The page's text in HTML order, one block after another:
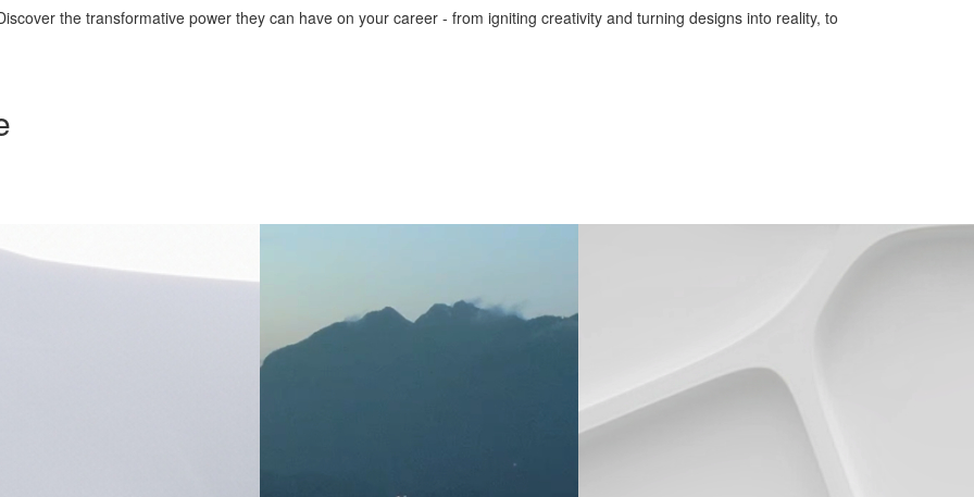
the transformative power they can have on your career - from igniting creativity and turning designs into reality, to